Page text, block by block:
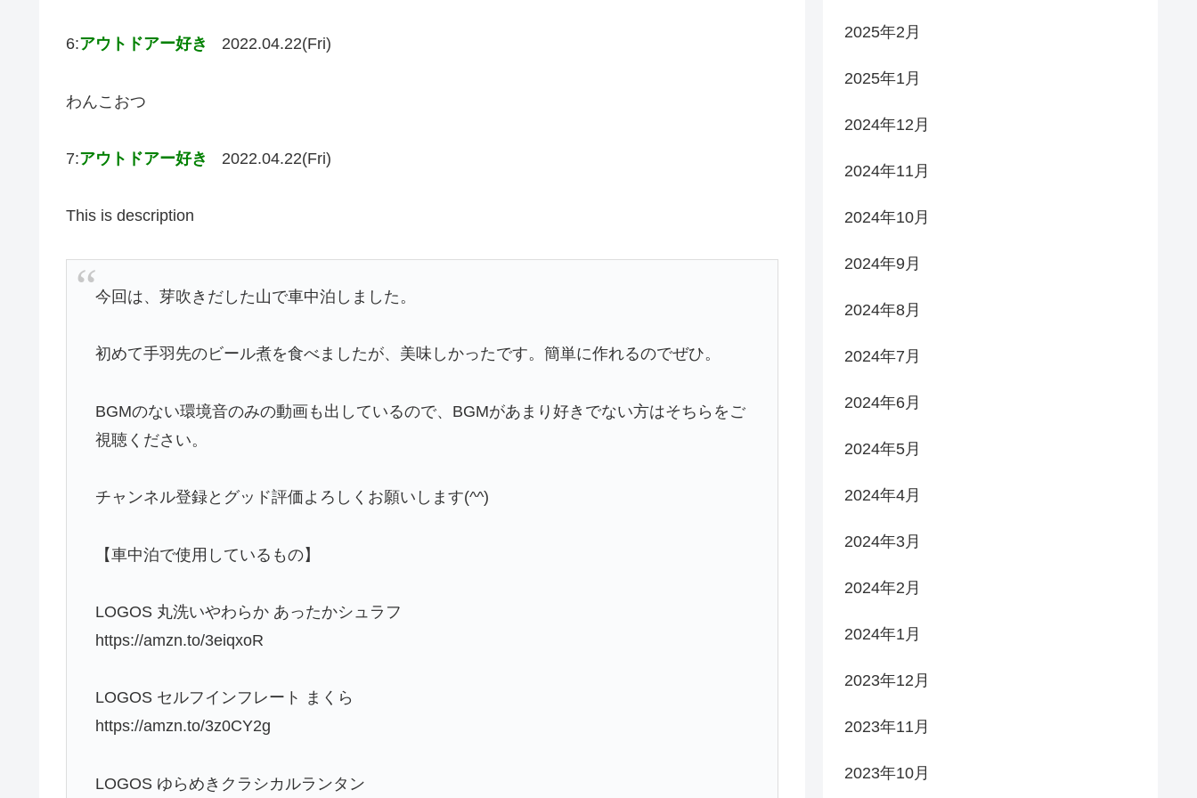
6:アウトドアー好き 2022.04.22(Fri)
わんこおつ
7:アウトドアー好き 2022.04.22(Fri)
This is description
今回は、芽吹きだした山で車中泊しました。
初めて手羽先のビール煮を食べましたが、美味しかったです。簡単に作れるのでぜひ。
BGMのない環境音のみの動画も出しているので、BGMがあまり好きでない方はそちらをご
視聴ください。
チャンネル登録とグッド評価よろしくお願いします(^^)
【車中泊で使用しているもの】
LOGOS 丸洗いやわらか あったかシュラフ
https://amzn.to/3eiqxoR
LOGOS セルフインフレート まくら
https://amzn.to/3z0CY2g
LOGOS ゆらめきクラシカルランタン
2025年2月
2025年1月
2024年12月
2024年11月
2024年10月
2024年9月
2024年8月
2024年7月
2024年6月
2024年5月
2024年4月
2024年3月
2024年2月
2024年1月
2023年12月
2023年11月
2023年10月